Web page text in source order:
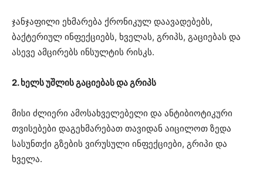
ჯანჯაფილი ეხმარება ქრონიკულ დაავადებებს,
ბაქტერიულ ინფექციებს, ხველას, გრიპს, გაციებას და
ასევე ამცირებს ინსულტის რისკს.
2. ხელს უშლის გაციებას და გრიპს
მისი ძლიერი ამოსახველებელი და ანტიბიოტიკური
თვისებები დაგეხმარებათ თავიდან აიცილოთ ზედა
სასუნთქი გზების ვირუსული ინფექციები, გრიპი და
ხველა.